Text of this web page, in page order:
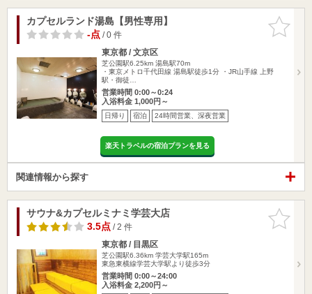
お気に入
りに追加
カプセルランド湯島【男性専用】
-点/ 0 件
東京都 / 文京区
芝公園駅6.25km 湯島駅70m
・東京メトロ千代田線 湯島駅徒歩1分 ・JR山手線 上野
駅・御徒…
営業時間 0:00～0:24
入浴料金 1,000円～
日帰り 宿泊 24時間営業、深夜営業
楽天トラベルの宿泊プランを見る
関連情報から探す
お気に入
りに追加
サウナ&カプセルミナミ学芸大店
3.5点/ 2 件
東京都 / 目黒区
芝公園駅6.36km 学芸大学駅165m
東急東横線学芸大学駅より徒歩3分
営業時間 0:00～24:00
入浴料金 2,200円～